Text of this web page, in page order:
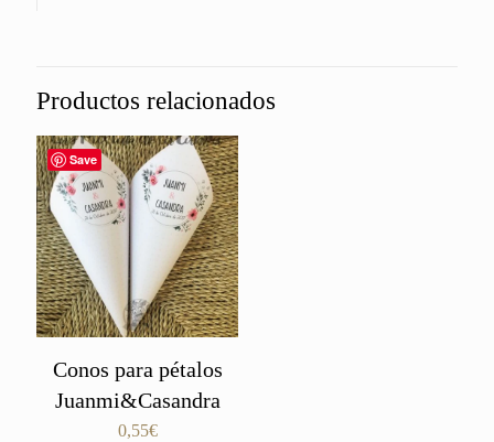
Productos relacionados
Save
Conos para pétalos
Juanmi&Casandra
0,55€